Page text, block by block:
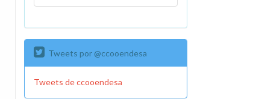
Tweets por @ccooendesa
Tweets de ccooendesa